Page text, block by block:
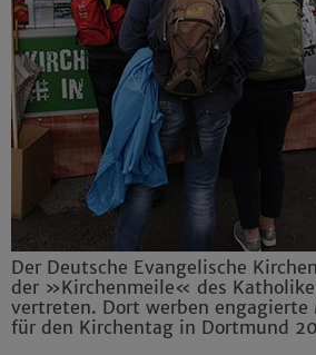
Der Deutsche Evangelische
der »Kirchenmeile« des
vertreten. Dort werben
für den Kirchentag in Dortmund